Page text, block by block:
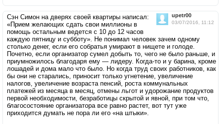
upetr00
03/07/2016, 11:12
Сэн Симон на дверях своей квартиры написал:
«Прием желающих сдать свои миллионы в
помощь остальным ведется с 10 до 12 часов
каждую пятницу и субботу». Не понимал человек зачем одному
столько денег, если его собратья умирают в нищете и голоде.
Почетно, если организатор сумел добыть то, чего не было раньше, и
приумножилось благодаря ему — лидеру. Когда-то и у барина, кроме
лошадей и дома мало что было. Но когда труд своих работников, как
бы они не старались, приносит только угнетение, увеличение
налогов, увеличение возраста пенсий, роста коммунальных
платежей из месяца в месяц, отмены льгот и удорожание продуктов
первой необходимости, безработицы скрытой и явной, при том что,
благосостояние организатора все равно растет, вот тут уже
приходится думать не пора ли его «на штыки».